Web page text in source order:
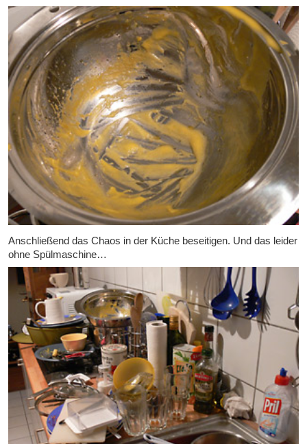
Anschließend das Chaos in der Küche beseitigen. Und das leider
ohne Spülmaschine…